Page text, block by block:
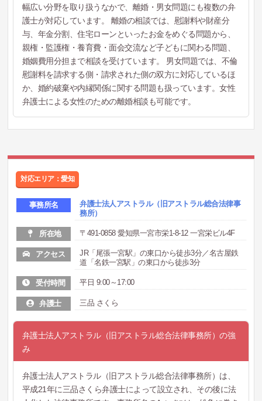
幅広い分野を取り扱うなかで、離婚・男女問題にも複数の弁
護士が対応しています。 離婚の相談では、慰謝料や財産分
与、年金分割、住宅ローンといったお金をめぐる問題から、
親権・監護権・養育費・面会交流など子どもに関わる問題、
婚姻費用分担まで相談を受けています。 男女問題では、不倫
慰謝料を請求する側・請求された側の双方に対応しているほ
か、婚約破棄や内縁関係に関する問題も扱っています。女性
弁護士による女性のための離婚相談も可能です。
対応エリア：愛知
事務所名
弁護士法人アストラル（旧アストラル総合法律事
務所）
所在地 〒491-0858 愛知県一宮市栄1-8-12 一宮栄ビル4F
アクセス
JR「尾張一宮駅」の東口から徒歩3分／名古屋鉄
道「名鉄一宮駅」の東口から徒歩3分
受付時間 平日 9:00～17:00
弁護士 三品 さくら
弁護士法人アストラル（旧アストラル総合法律事務所）の強
み
弁護士法人アストラル（旧アストラル総合法律事務所）は、
平成21年に三品さくら弁護士によって設立され、その後に法